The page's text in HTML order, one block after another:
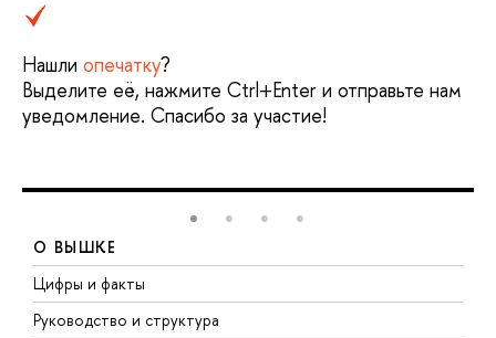
Нашли опечатку?
Выделите её, нажмите Ctrl+Enter и отправьте нам
уведомление. Спасибо за участие!
О ВЫШКЕ
Цифры и факты
Руководство и структура